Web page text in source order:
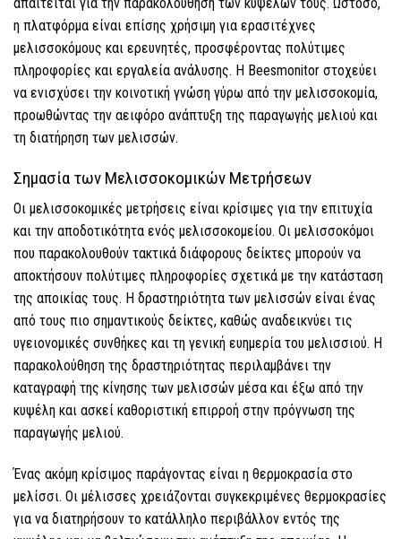
η πλατφόρμα είναι επίσης χρήσιμη για ερασιτέχνες
μελισσοκόμους και ερευνητές, προσφέροντας πολύτιμες
πληροφορίες και εργαλεία ανάλυσης. Η Beesmonitor στοχεύει
να ενισχύσει την κοινοτική γνώση γύρω από την μελισσοκομία,
προωθώντας την αειφόρο ανάπτυξη της παραγωγής μελιού και
τη διατήρηση των μελισσών.
Σημασία των Μελισσοκομικών Μετρήσεων
Οι μελισσοκομικές μετρήσεις είναι κρίσιμες για την επιτυχία
και την αποδοτικότητα ενός μελισσοκομείου. Οι μελισσοκόμοι
που παρακολουθούν τακτικά διάφορους δείκτες μπορούν να
αποκτήσουν πολύτιμες πληροφορίες σχετικά με την κατάσταση
της αποικίας τους. Η δραστηριότητα των μελισσών είναι ένας
από τους πιο σημαντικούς δείκτες, καθώς αναδεικνύει τις
υγειονομικές συνθήκες και τη γενική ευημερία του μελισσιού. Η
παρακολούθηση της δραστηριότητας περιλαμβάνει την
καταγραφή της κίνησης των μελισσών μέσα και έξω από την
κυψέλη και ασκεί καθοριστική επιρροή στην πρόγνωση της
παραγωγής μελιού.
Ένας ακόμη κρίσιμος παράγοντας είναι η θερμοκρασία στο
μελίσσι. Οι μέλισσες χρειάζονται συγκεκριμένες θερμοκρασίες
για να διατηρήσουν το κατάλληλο περιβάλλον εντός της